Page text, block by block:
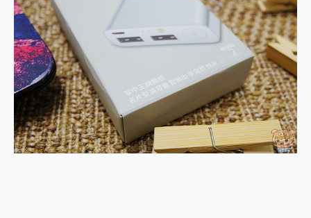
3 個超值 MHN 飛人工具分享~~ iToolab AnyGo 魔物獵人 Now飛人 ios教學 不出門也可以到處走
Locawhere AnyTo 寶可夢飛人 AnyTo 不出門也可以飛遍全世界
97.3% 恢復率，資料救援就是這麼簡單 EaseUS Data Recovery Wizard Free 18.0.0 業界最好的資料救援軟體
磁碟系統大風吹 有了 磁碟管理程式 EaseUS Partition Master 就是這麼簡單
Xiaomi 14 Ultra 開箱 評測~ 有深度的 Leica 影像旗艦手機! 加碼小旗艦 Xiaomi 14 開箱 評測
vivo TWS 3e 真無線藍牙耳機智慧降噪升級、音質明亮溫潤，並支援雙設備連接~
MSI Claw 掌機專屬配件包 來囉 完美保護 MSI Claw A1M-026TW 電競掌機